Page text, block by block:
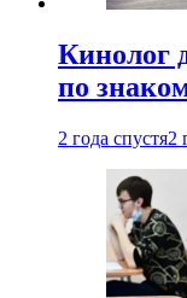
Кинолог
по
2 года спустя2